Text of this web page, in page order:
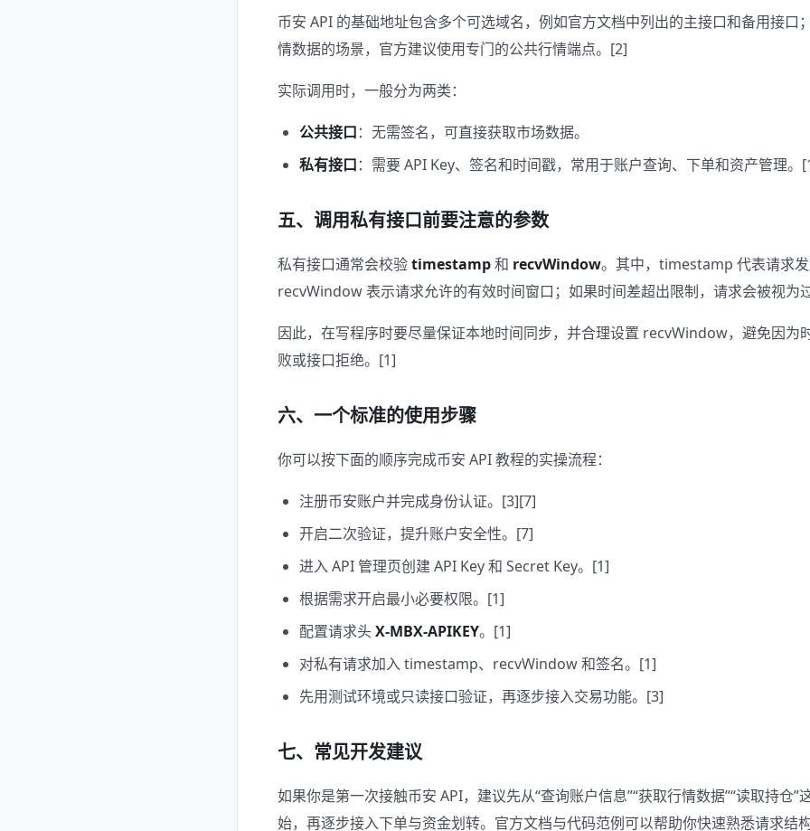
币安 API 的基础地址包含多个可选域名，例如官方文档中列出的主接口和备用接口
情数据的场景，官方建议使用专门的公共行情端点。[2]
实际调用时，一般分为两类：
公共接口：无需签名，可直接获取市场数据。
私有接口：需要 API Key、签名和时间戳，常用于账户查询、下单和资产管理。
五、调用私有接口前要注意的参数
私有接口通常会校验timestamp和 recvWindow。其中，timestamp 代表请求发
recvWindow 表示请求允许的有效时间窗口；如果时间差超出限制，请求会被视为
因此，在写程序时要尽量保证本地时间同步，并合理设置 recvWindow，避免因为
败或接口拒绝。[1]
六、一个标准的使用步骤
你可以按下面的顺序完成币安 API 教程的实操流程：
注册币安账户并完成身份认证。[3][7]
开启二次验证，提升账户安全性。[7]
进入 API 管理页创建 API Key 和 Secret Key。[1]
根据需求开启最小必要权限。[1]
配置请求头X-MBX-APIKEY。[1]
对私有请求加入 timestamp、recvWindow 和签名。[1]
先用测试环境或只读接口验证，再逐步接入交易功能。[3]
七、常见开发建议
如果你是第一次接触币安 API，建议先从“查询账户信息”“获取行情数据”“读取持仓”
始，再逐步接入下单与资金划转。官方文档与代码范例可以帮助你快速熟悉请求结